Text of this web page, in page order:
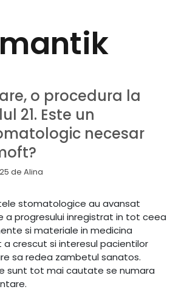
o procedura la
21. Este un
necesar
de Alina
stomatologice au avansat
a progresului inregistrat in tot ceea
si materiale in medicina
crescut si interesul pacientilor
sa redea zambetul sanatos.
sunt tot mai cautate se numara